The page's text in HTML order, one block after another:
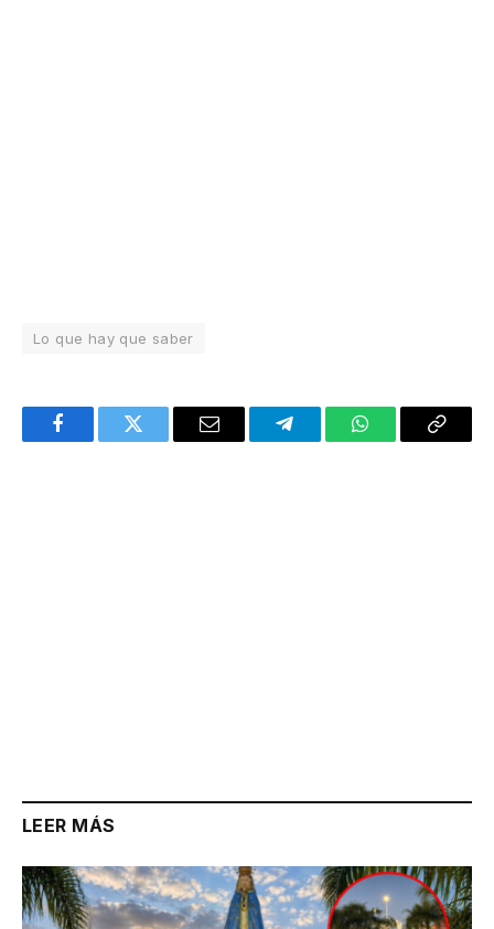
Lo que hay que saber
FacebookTwitter Email TelegramWhatsAppCopy
LEER MÁS